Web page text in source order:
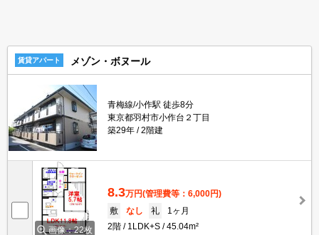
賃貸アパート メゾン・ボヌール
青梅線/小作駅 徒歩8分
東京都羽村市小作台２丁目
築29年
2階建
画像：22枚
8.3万円(管理費等：6,000円)
敷
なし 礼
1ヶ月
2階
1LDK+S 45.04m²